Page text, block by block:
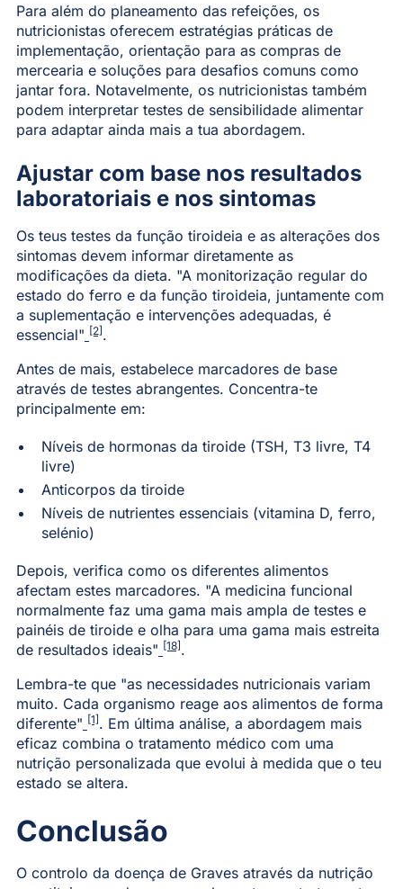
Para além do planeamento das refeições, os
nutricionistas oferecem estratégias práticas de
implementação, orientação para as compras de
mercearia e soluções para desafios comuns como
jantar fora. Notavelmente, os nutricionistas também
podem interpretar testes de sensibilidade alimentar
para adaptar ainda mais a tua abordagem.
Ajustar com base nos resultados
laboratoriais e nos sintomas
Os teus testes da função tiroideia e as alterações dos
sintomas devem informar diretamente as
modificações da dieta. "A monitorização regular do
estado do ferro e da função tiroideia, juntamente com
a suplementação e intervenções adequadas, é
essencial" [2] .
Antes de mais, estabelece marcadores de base
através de testes abrangentes. Concentra-te
principalmente em:
Níveis de hormonas da tiroide (TSH, T3 livre, T4
livre)
Anticorpos da tiroide
Níveis de nutrientes essenciais (vitamina D, ferro,
selénio)
Depois, verifica como os diferentes alimentos
afectam estes marcadores. "A medicina funcional
normalmente faz uma gama mais ampla de testes e
painéis de tiroide e olha para uma gama mais estreita
de resultados ideais" [18] .
Lembra-te que "as necessidades nutricionais variam
muito. Cada organismo reage aos alimentos de forma
diferente" [1] . Em última análise, a abordagem mais
eficaz combina o tratamento médico com uma
nutrição personalizada que evolui à medida que o teu
estado se altera.
Conclusão
O controlo da doença de Graves através da nutrição